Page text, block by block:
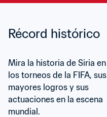
Récord histórico
Mira la historia de Siria en
los torneos de la FIFA, sus
mayores logros y sus
actuaciones en la escena
mundial.